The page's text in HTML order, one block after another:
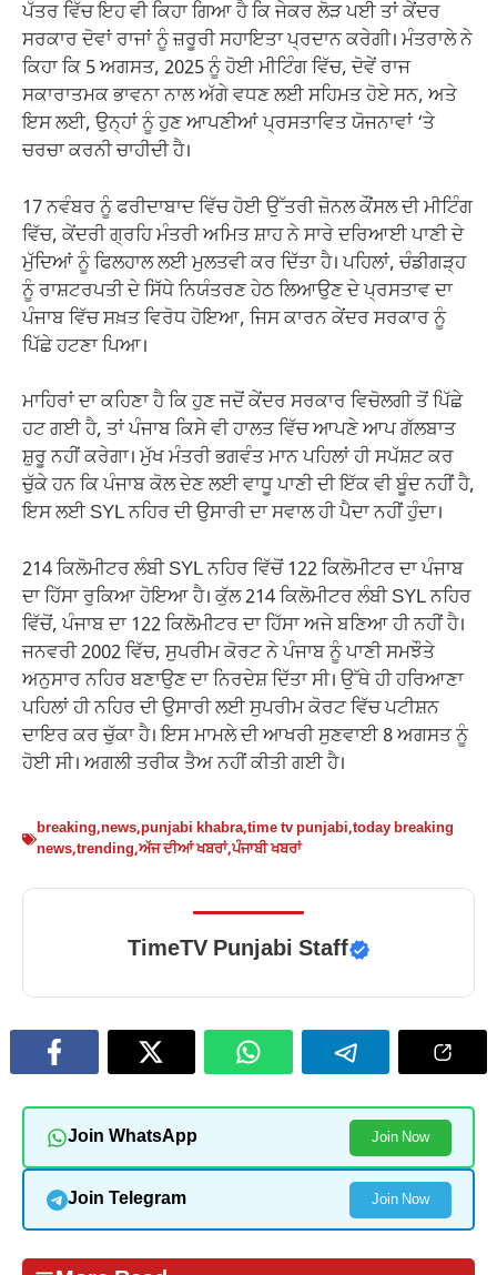
ਪੱਤਰ ਵਿੱਚ ਇਹ ਵੀ ਕਿਹਾ ਗਿਆ ਹੈ ਕਿ ਜੇਕਰ ਲੋੜ ਪਈ ਤਾਂ ਕੇਂਦਰ
ਸਰਕਾਰ ਦੋਵਾਂ ਰਾਜਾਂ ਨੂੰ ਜ਼ਰੂਰੀ ਸਹਾਇਤਾ ਪ੍ਰਦਾਨ ਕਰੇਗੀ। ਮੰਤਰਾਲੇ ਨੇ
ਕਿਹਾ ਕਿ 5 ਅਗਸਤ, 2025 ਨੂੰ ਹੋਈ ਮੀਟਿੰਗ ਵਿੱਚ, ਦੋਵੇਂ ਰਾਜ
ਸਕਾਰਾਤਮਕ ਭਾਵਨਾ ਨਾਲ ਅੱਗੇ ਵਧਣ ਲਈ ਸਹਿਮਤ ਹੋਏ ਸਨ, ਅਤੇ
ਇਸ ਲਈ, ਉਨ੍ਹਾਂ ਨੂੰ ਹੁਣ ਆਪਣੀਆਂ ਪ੍ਰਸਤਾਵਿਤ ਯੋਜਨਾਵਾਂ ‘ਤੇ
ਚਰਚਾ ਕਰਨੀ ਚਾਹੀਦੀ ਹੈ।
17 ਨਵੰਬਰ ਨੂੰ ਫਰੀਦਾਬਾਦ ਵਿੱਚ ਹੋਈ ਉੱਤਰੀ ਜ਼ੋਨਲ ਕੌਂਸਲ ਦੀ ਮੀਟਿੰਗ
ਵਿੱਚ, ਕੇਂਦਰੀ ਗ੍ਰਹਿ ਮੰਤਰੀ ਅਮਿਤ ਸ਼ਾਹ ਨੇ ਸਾਰੇ ਦਰਿਆਈ ਪਾਣੀ ਦੇ
ਮੁੱਦਿਆਂ ਨੂੰ ਫਿਲਹਾਲ ਲਈ ਮੁਲਤਵੀ ਕਰ ਦਿੱਤਾ ਹੈ। ਪਹਿਲਾਂ, ਚੰਡੀਗੜ੍ਹ
ਨੂੰ ਰਾਸ਼ਟਰਪਤੀ ਦੇ ਸਿੱਧੇ ਨਿਯੰਤਰਣ ਹੇਠ ਲਿਆਉਣ ਦੇ ਪ੍ਰਸਤਾਵ ਦਾ
ਪੰਜਾਬ ਵਿੱਚ ਸਖ਼ਤ ਵਿਰੋਧ ਹੋਇਆ, ਜਿਸ ਕਾਰਨ ਕੇਂਦਰ ਸਰਕਾਰ ਨੂੰ
ਪਿੱਛੇ ਹਟਣਾ ਪਿਆ।
ਮਾਹਿਰਾਂ ਦਾ ਕਹਿਣਾ ਹੈ ਕਿ ਹੁਣ ਜਦੋਂ ਕੇਂਦਰ ਸਰਕਾਰ ਵਿਚੋਲਗੀ ਤੋਂ ਪਿੱਛੇ
ਹਟ ਗਈ ਹੈ, ਤਾਂ ਪੰਜਾਬ ਕਿਸੇ ਵੀ ਹਾਲਤ ਵਿੱਚ ਆਪਣੇ ਆਪ ਗੱਲਬਾਤ
ਸ਼ੁਰੂ ਨਹੀਂ ਕਰੇਗਾ। ਮੁੱਖ ਮੰਤਰੀ ਭਗਵੰਤ ਮਾਨ ਪਹਿਲਾਂ ਹੀ ਸਪੱਸ਼ਟ ਕਰ
ਚੁੱਕੇ ਹਨ ਕਿ ਪੰਜਾਬ ਕੋਲ ਦੇਣ ਲਈ ਵਾਧੂ ਪਾਣੀ ਦੀ ਇੱਕ ਵੀ ਬੂੰਦ ਨਹੀਂ ਹੈ,
ਇਸ ਲਈ SYL ਨਹਿਰ ਦੀ ਉਸਾਰੀ ਦਾ ਸਵਾਲ ਹੀ ਪੈਦਾ ਨਹੀਂ ਹੁੰਦਾ।
214 ਕਿਲੋਮੀਟਰ ਲੰਬੀ SYL ਨਹਿਰ ਵਿੱਚੋਂ 122 ਕਿਲੋਮੀਟਰ ਦਾ ਪੰਜਾਬ
ਦਾ ਹਿੱਸਾ ਰੁਕਿਆ ਹੋਇਆ ਹੈ। ਕੁੱਲ 214 ਕਿਲੋਮੀਟਰ ਲੰਬੀ SYL ਨਹਿਰ
ਵਿੱਚੋਂ, ਪੰਜਾਬ ਦਾ 122 ਕਿਲੋਮੀਟਰ ਦਾ ਹਿੱਸਾ ਅਜੇ ਬਣਿਆ ਹੀ ਨਹੀਂ ਹੈ।
ਜਨਵਰੀ 2002 ਵਿੱਚ, ਸੁਪਰੀਮ ਕੋਰਟ ਨੇ ਪੰਜਾਬ ਨੂੰ ਪਾਣੀ ਸਮਝੌਤੇ
ਅਨੁਸਾਰ ਨਹਿਰ ਬਣਾਉਣ ਦਾ ਨਿਰਦੇਸ਼ ਦਿੱਤਾ ਸੀ। ਉੱਥੇ ਹੀ ਹਰਿਆਣਾ
ਪਹਿਲਾਂ ਹੀ ਨਹਿਰ ਦੀ ਉਸਾਰੀ ਲਈ ਸੁਪਰੀਮ ਕੋਰਟ ਵਿੱਚ ਪਟੀਸ਼ਨ
ਦਾਇਰ ਕਰ ਚੁੱਕਾ ਹੈ। ਇਸ ਮਾਮਲੇ ਦੀ ਆਖਰੀ ਸੁਣਵਾਈ 8 ਅਗਸਤ ਨੂੰ
ਹੋਈ ਸੀ। ਅਗਲੀ ਤਰੀਕ ਤੈਅ ਨਹੀਂ ਕੀਤੀ ਗਈ ਹੈ।
breaking,news,punjabi khabra,time tv punjabi,today breaking
news,trending,ਅੱਜ ਦੀਆਂ ਖਬਰਾਂ,ਪੰਜਾਬੀ ਖਬਰਾਂ
TimeTV Punjabi Staff
Join WhatsApp Join Now
Join Telegram Join Now